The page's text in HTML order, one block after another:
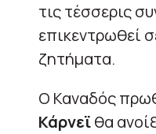
τις τέσσερις
επικεντρωθεί
ζητήματα.
Ο Καναδός
Κάρνεϊθα